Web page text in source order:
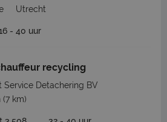
Utrecht
- 40 uur
recycling
Service Detachering BV
(7 km)